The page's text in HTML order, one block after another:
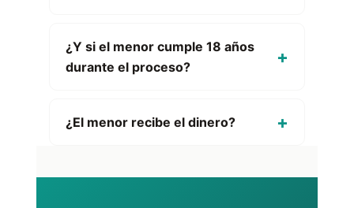
¿Y si el menor cumple 18 años
durante el proceso?
¿El menor recibe el dinero?